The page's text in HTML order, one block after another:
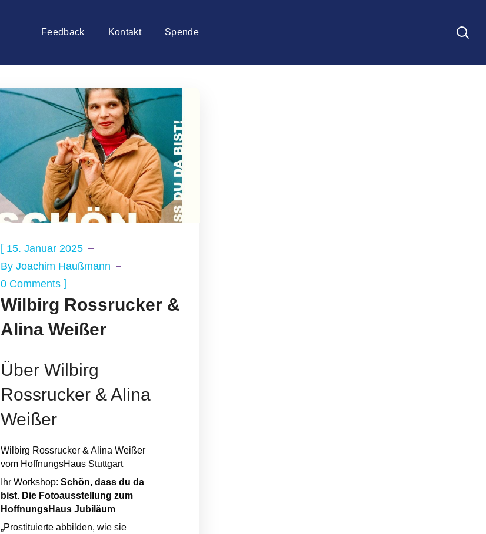
Feedback Kontakt Spende
[ 15. Januar 2025
By Joachim Haußmann
0 Comments ]
Wilbirg Rossrucker &
Alina Weißer
Über Wilbirg
Rossrucker & Alina
Weißer
Wilbirg Rossrucker & Alina Weißer
vom HoffnungsHaus Stuttgart
Ihr Workshop: Schön, dass du da
bist. Die Fotoausstellung zum
HoffnungsHaus Jubiläum
„Prostituierte abbilden, wie sie